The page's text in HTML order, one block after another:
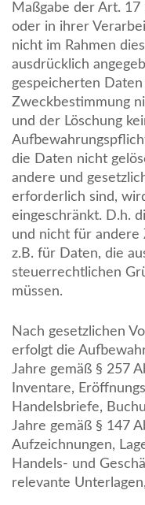
Maßgabe der Art.
oder in ihrer
nicht im Rahmen
ausdrücklich
gespeicherten
Zweckbestimmung
und der Löschung
die Daten nicht
andere und
erforderlich sind,
eingeschränkt. D.h.
und nicht für andere
z.B. für Daten, die
steuerrechtlichen
müssen.
Nach gesetzlichen
erfolgt die
Jahre gemäß § 257
Inventare,
Handelsbriefe,
Jahre gemäß § 147
Aufzeichnungen,
Handels- und
relevante